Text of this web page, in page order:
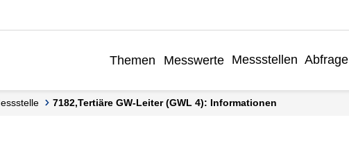
Themen Messwerte Messstellen Abfrage
Messstelle 7182,Tertiäre GW-Leiter (GWL 4): Informationen